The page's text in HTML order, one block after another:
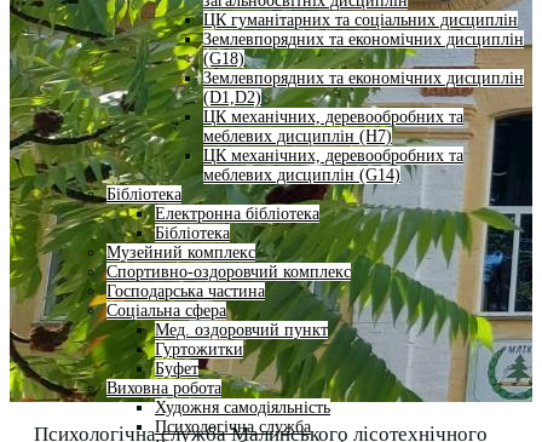
ЦК гуманітарних та соціальних дисциплін
Землевпорядних та економічних дисциплін
(G18)
Землевпорядних та економічних дисциплін
(D1,D2)
ЦК механічних, деревообробних та
меблевих дисциплін (H7)
ЦК механічних, деревообробних та
меблевих дисциплін (G14)
Бібліотека
Електронна бібліотека
Бібліотека
Музейний комплекс
Спортивно-оздоровчий комплекс
Господарська частина
Соціальна сфера
Мед. оздоровчий пункт
Гуртожитки
Буфет
Виховна робота
Художня самодіяльність
Психологічна служба
Психологічна служба Малинського лісотехнічного